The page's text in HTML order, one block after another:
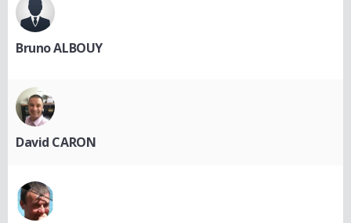
Bruno ALBOUY
David CARON